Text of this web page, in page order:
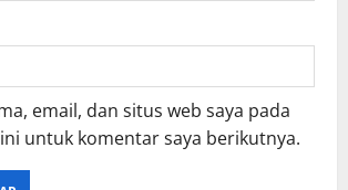
email, dan situs web saya pada
untuk komentar saya berikutnya.